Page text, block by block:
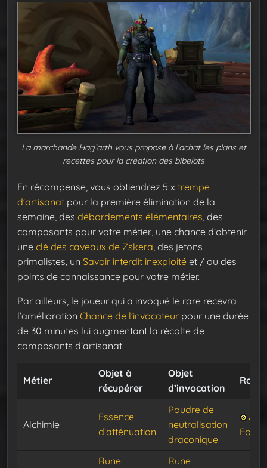
La marchande Hag’arth vous propose à l’achat les plans et
recettes pour la création des bibelots
En récompense, vous obtiendrez 5 x trempe
d’artisanat pour la première élimination de la
semaine, des débordements élémentaires, des
composants pour votre métier, une chance d’obtenir
une clé des caveaux de Zskera, des jetons
primalistes, un Savoir interdit inexploité et / ou des
points de connaissance pour votre métier.
Par ailleurs, le joueur qui a invoqué le rare recevra
l’amélioration Chance de l’invocateur pour une durée
de 30 minutes lui augmentant la récolte de
composants d’artisanat.
Métier
Objet à
récupérer
Objet
d’invocation
Rare
Alchimie
Essence
d’atténuation
Poudre de
neutralisation
draconique
Agni
Rune
Rune